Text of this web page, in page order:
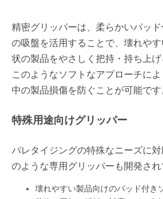
精密グリッパーは、柔らかいパッ
の吸盤を活用することで、壊れや
状の製品をやさしく把持・持ち上げ
このようなソフトなアプローチに
中の製品損傷を防ぐことが可能です
特殊用途向けグリッパー
パレタイジングの特殊なニーズに
のような専用グリッパーも開発され
壊れやすい製品向けのパッド付き